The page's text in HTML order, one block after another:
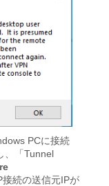
PCに接続
「 Tunnel
続の送信元IPが